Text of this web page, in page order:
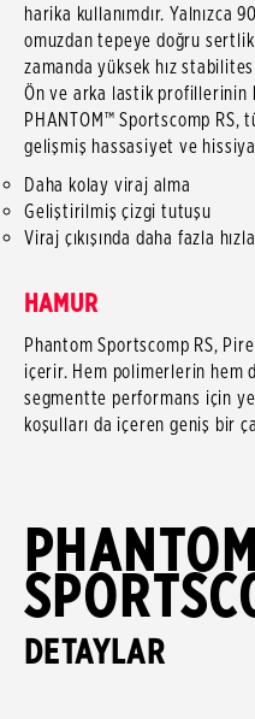
harika kullanımdır. Yalnızca
omuzdan tepeye doğru sertlik
zamanda yüksek hız
Ön ve arka lastik profillerinin
PHANTOM™ Sportscomp
gelişmiş hassasiyet ve
Daha kolay viraj alma
Geliştirilmiş çizgi tutuşu
Viraj çıkışında daha fazla
HAMUR
Phantom Sportscomp RS,
içerir. Hem polimerlerin hem
segmentte performans için
koşulları da içeren geniş bir
DETAYLAR